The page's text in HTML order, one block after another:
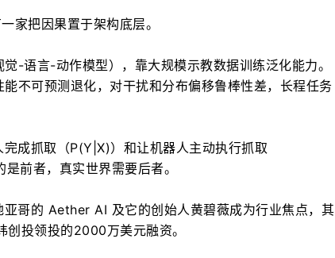
家把因果置于架构底层。
-语言-动作模型），靠大规模示教数据训练泛化能力。
不可预测退化，对干扰和分布偏移鲁棒性差，长程任务
成抓取（P(Y|X)）和让机器人主动执行抓取
前者，真实世界需要后者。
哥的 Aether AI 及它的创始人黄碧薇成为行业焦点，其
投领投的2000万美元融资。